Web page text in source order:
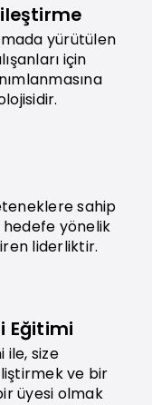
yürütülen
için
sahip
yönelik
liderliktir.
Eğitimi
ile, size
ve bir
üyesi olmak